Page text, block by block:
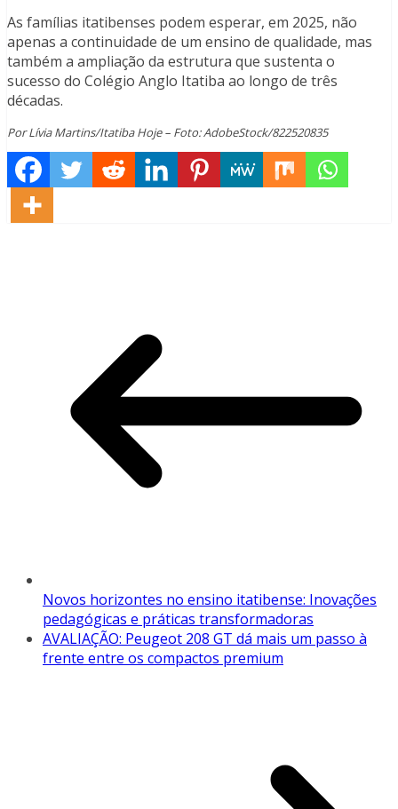
As famílias itatibenses podem esperar, em 2025, não
apenas a continuidade de um ensino de qualidade, mas
também a ampliação da estrutura que sustenta o
sucesso do Colégio Anglo Itatiba ao longo de três
décadas.
Por Lívia Martins/Itatiba Hoje – Foto: AdobeStock/822520835
Novos horizontes no ensino itatibense: Inovações
pedagógicas e práticas transformadoras
AVALIAÇÃO: Peugeot 208 GT dá mais um passo à
frente entre os compactos premium